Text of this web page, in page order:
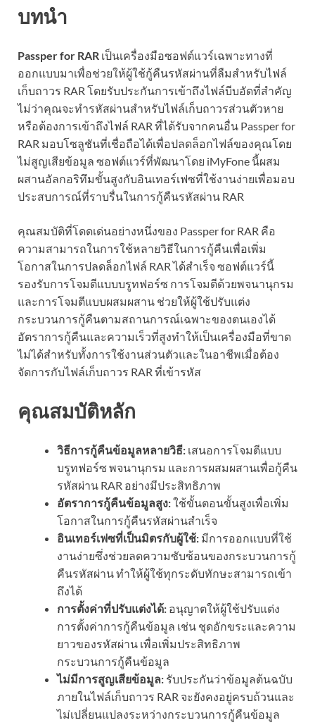
บทนำ
Passper for RAR เป็นเครื่องมือซอฟต์แวร์เฉพาะทางที่
ออกแบบมาเพื่อช่วยให้ผู้ใช้กู้คืนรหัสผ่านที่ลืมสำหรับไฟล์
เก็บถาวร RAR โดยรับประกันการเข้าถึงไฟล์บีบอัดที่สำคัญ
ไม่ว่าคุณจะทำรหัสผ่านสำหรับไฟล์เก็บถาวรส่วนตัวหาย
หรือต้องการเข้าถึงไฟล์ RAR ที่ได้รับจากคนอื่น Passper for
RAR มอบโซลูชันที่เชื่อถือได้เพื่อปลดล็อกไฟล์ของคุณโดย
ไม่สูญเสียข้อมูล ซอฟต์แวร์ที่พัฒนาโดย iMyFone นี้ผสม
ผสานอัลกอริทึมขั้นสูงกับอินเทอร์เฟซที่ใช้งานง่ายเพื่อมอบ
ประสบการณ์ที่ราบรื่นในการกู้คืนรหัสผ่าน RAR
คุณสมบัติที่โดดเด่นอย่างหนึ่งของ Passper for RAR คือ
ความสามารถในการใช้หลายวิธีในการกู้คืนเพื่อเพิ่ม
โอกาสในการปลดล็อกไฟล์ RAR ได้สำเร็จ ซอฟต์แวร์นี้
รองรับการโจมตีแบบบรูทฟอร์ซ การโจมตีด้วยพจนานุกรม
และการโจมตีแบบผสมผสาน ช่วยให้ผู้ใช้ปรับแต่ง
กระบวนการกู้คืนตามสถานการณ์เฉพาะของตนเองได้
อัตราการกู้คืนและความเร็วที่สูงทำให้เป็นเครื่องมือที่ขาด
ไม่ได้สำหรับทั้งการใช้งานส่วนตัวและในอาชีพเมื่อต้อง
จัดการกับไฟล์เก็บถาวร RAR ที่เข้ารหัส
คุณสมบัติหลัก
วิธีการกู้คืนข้อมูลหลายวิธี: เสนอการโจมตีแบบ
บรูทฟอร์ซ พจนานุกรม และการผสมผสานเพื่อกู้คืน
รหัสผ่าน RAR อย่างมีประสิทธิภาพ
อัตราการกู้คืนข้อมูลสูง:ใช้ขั้นตอนขั้นสูงเพื่อเพิ่ม
โอกาสในการกู้คืนรหัสผ่านสำเร็จ
อินเทอร์เฟซที่เป็นมิตรกับผู้ใช้: มีการออกแบบที่ใช้
งานง่ายซึ่งช่วยลดความซับซ้อนของกระบวนการกู้
คืนรหัสผ่าน ทำให้ผู้ใช้ทุกระดับทักษะสามารถเข้า
ถึงได้
การตั้งค่าที่ปรับแต่งได้: อนุญาตให้ผู้ใช้ปรับแต่ง
การตั้งค่าการกู้คืนข้อมูล เช่น ชุดอักขระและความ
ยาวของรหัสผ่าน เพื่อเพิ่มประสิทธิภาพ
กระบวนการกู้คืนข้อมูล
ไม่มีการสูญเสียข้อมูล: รับประกันว่าข้อมูลต้นฉบับ
ภายในไฟล์เก็บถาวร RAR จะยังคงอยู่ครบถ้วนและ
ไม่เปลี่ยนแปลงระหว่างกระบวนการกู้คืนข้อมูล